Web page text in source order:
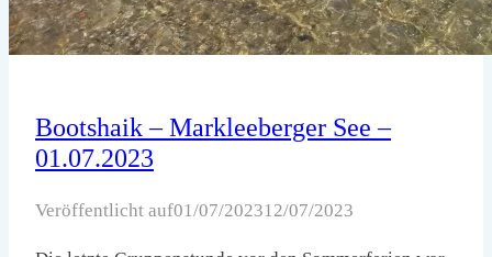
Bootshaik – Markleeberger See –
01.07.2023
Veröffentlicht auf01/07/202312/07/2023